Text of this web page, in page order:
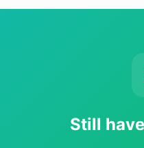
Still